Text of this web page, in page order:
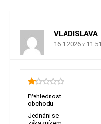
VLADISLAVA
16.1.2026 v 11:51
1.15
Přehlednost
obchodu
Jednání se